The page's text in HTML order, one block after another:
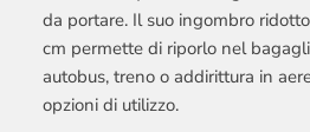
da portare. Il suo ingombro
cm permette di riporlo nel
autobus, treno o addirittura in
opzioni di utilizzo.